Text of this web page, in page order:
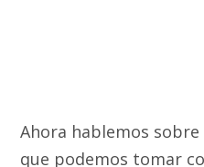
Ahora hablemos
que podemos tomar